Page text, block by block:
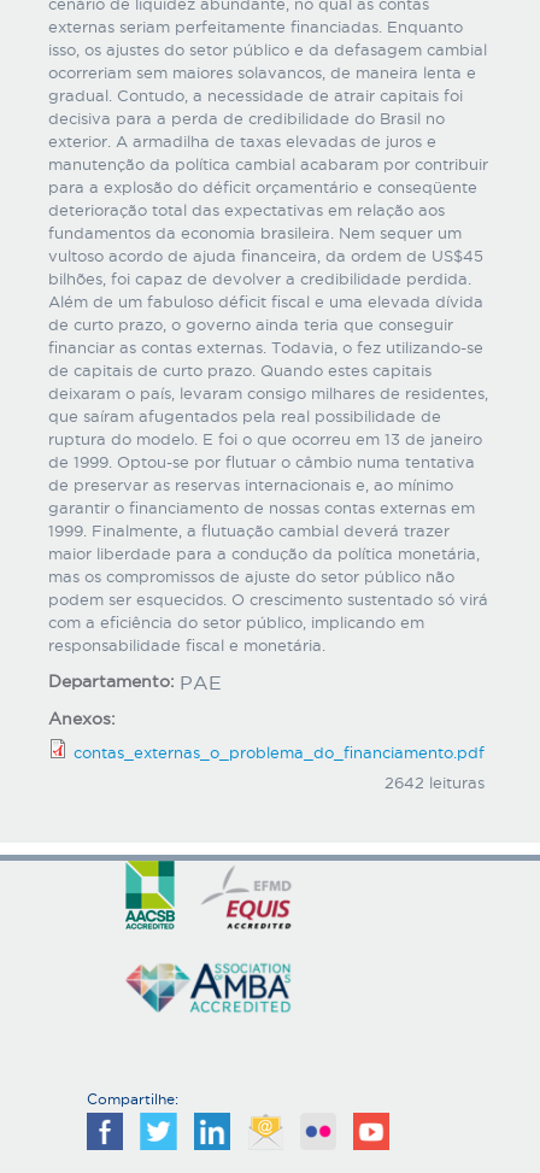
cenário de liquidez abundante, no qual as contas
externas seriam perfeitamente financiadas. Enquanto
isso, os ajustes do setor público e da defasagem cambial
ocorreriam sem maiores solavancos, de maneira lenta e
gradual. Contudo, a necessidade de atrair capitais foi
decisiva para a perda de credibilidade do Brasil no
exterior. A armadilha de taxas elevadas de juros e
manutenção da política cambial acabaram por contribuir
para a explosão do déficit orçamentário e conseqüente
deterioração total das expectativas em relação aos
fundamentos da economia brasileira. Nem sequer um
vultoso acordo de ajuda financeira, da ordem de US$45
bilhões, foi capaz de devolver a credibilidade perdida.
Além de um fabuloso déficit fiscal e uma elevada dívida
de curto prazo, o governo ainda teria que conseguir
financiar as contas externas. Todavia, o fez utilizando-se
de capitais de curto prazo. Quando estes capitais
deixaram o país, levaram consigo milhares de residentes,
que saíram afugentados pela real possibilidade de
ruptura do modelo. E foi o que ocorreu em 13 de janeiro
de 1999. Optou-se por flutuar o câmbio numa tentativa
de preservar as reservas internacionais e, ao mínimo
garantir o financiamento de nossas contas externas em
1999. Finalmente, a flutuação cambial deverá trazer
maior liberdade para a condução da política monetária,
mas os compromissos de ajuste do setor público não
podem ser esquecidos. O crescimento sustentado só virá
com a eficiência do setor público, implicando em
responsabilidade fiscal e monetária.
Departamento: PAE
Anexos:
contas_externas_o_problema_do_financiamento.pdf
2642 leituras
Compartilhe: